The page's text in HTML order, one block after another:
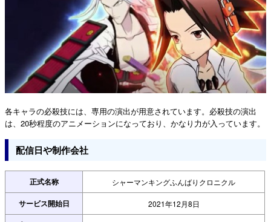
各キャラの必殺技には、専用の演出が用意されています。必殺技の演出
は、20秒程度のアニメーションになっており、かなり力が入っています。
配信日や制作会社
正式名称 シャーマンキングふんばりクロニクル
サービス開始日 2021年12月8日